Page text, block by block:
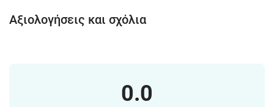
Αξιολογήσεις και σχόλια
0.0